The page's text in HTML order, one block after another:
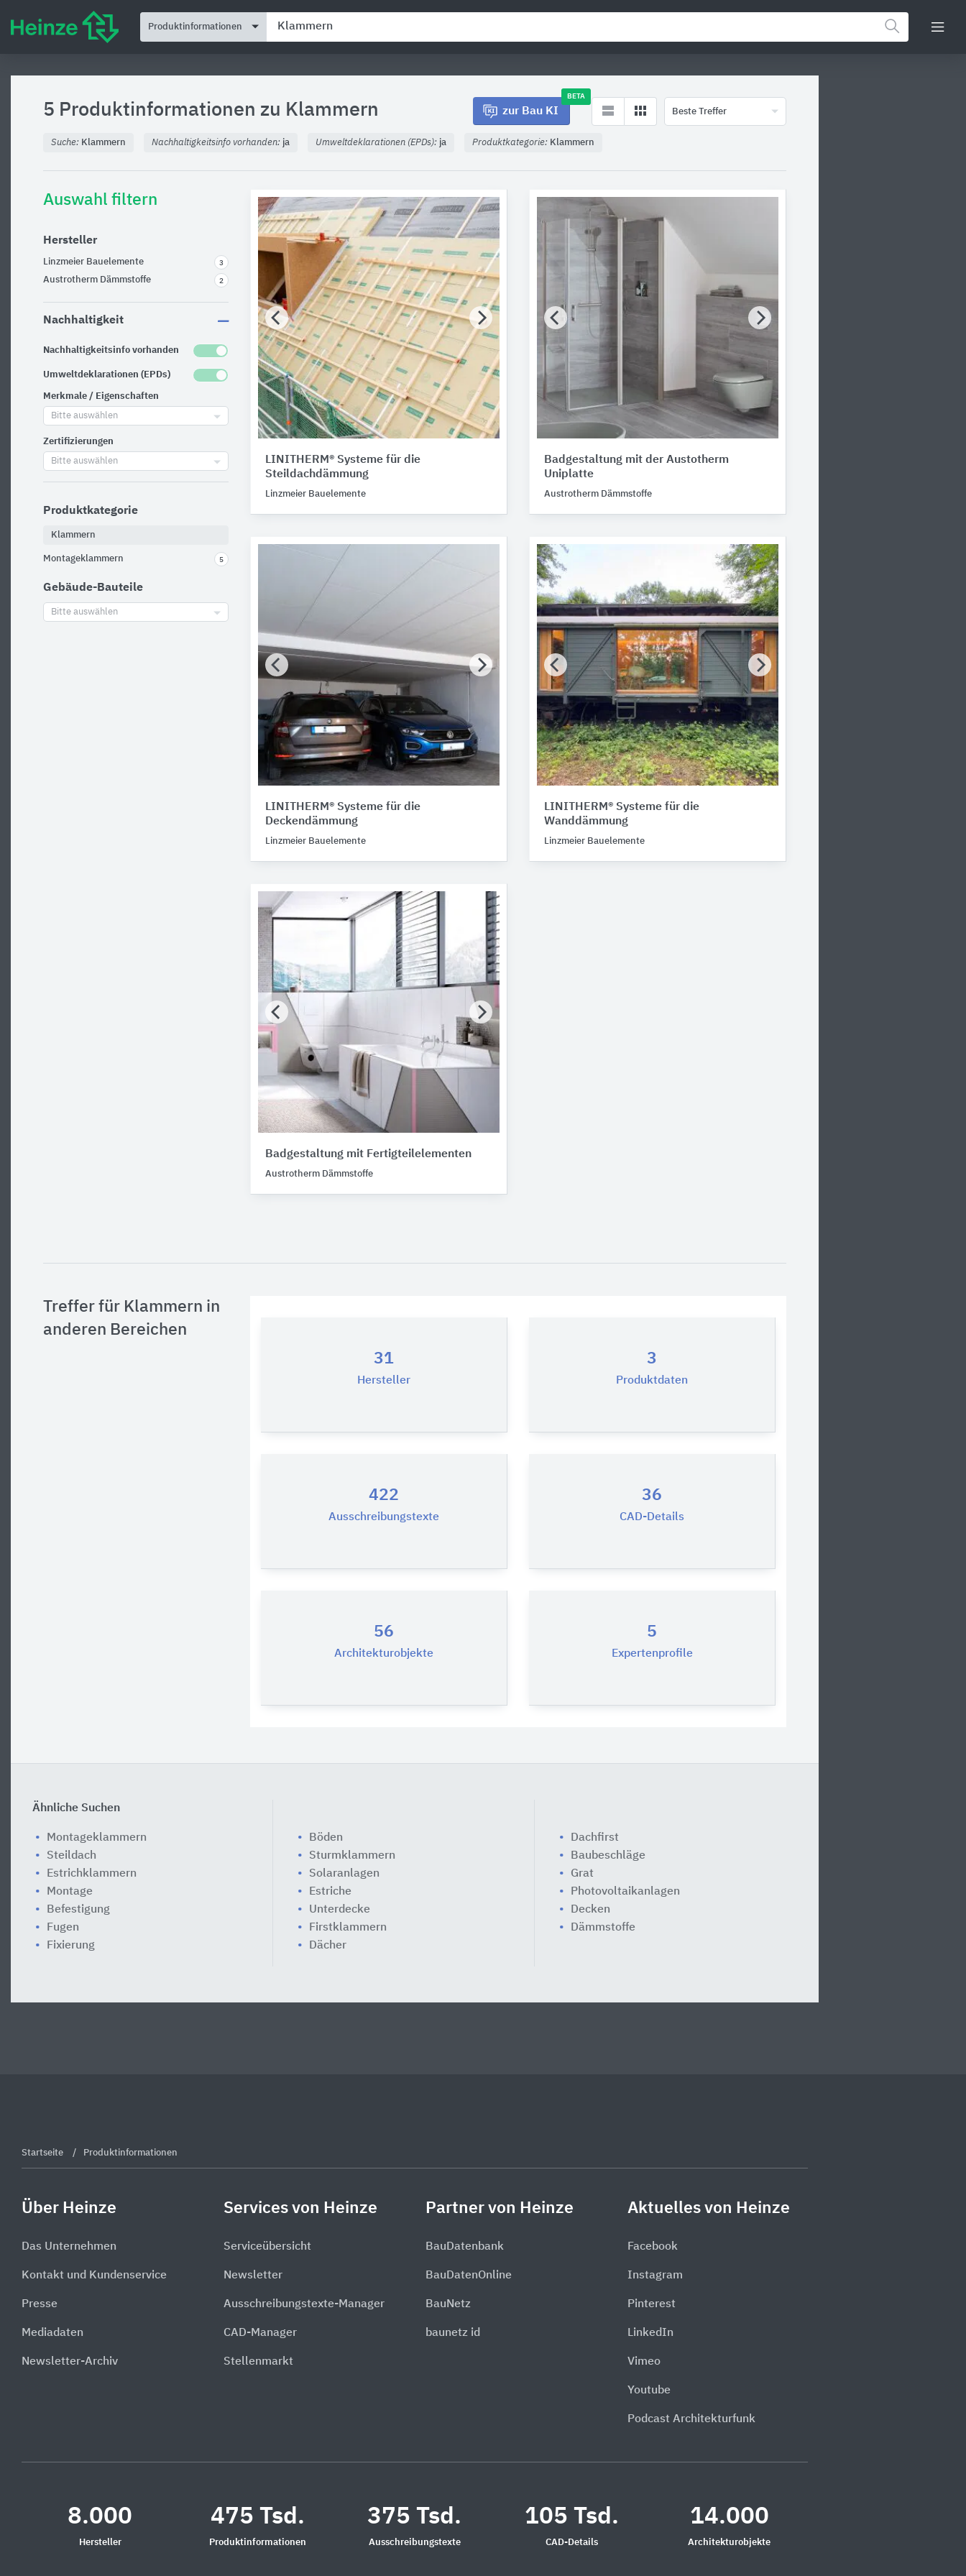
Produktinformationen
5 Produktinformationen zu Klammern zur Bau KI
BETA
Beste Treffer
Suche: Klammern Nachhaltigkeitsinfo vorhanden: ja Umweltdeklarationen (EPDs): ja Produktkategorie: Klammern
Auswahl filtern
Hersteller
Linzmeier Bauelemente 3
Austrotherm Dämmstoffe 2
Nachhaltigkeit
Nachhaltigkeitsinfo vorhanden
Umweltdeklarationen (EPDs)
Merkmale / Eigenschaften
Bitte auswählen
Zertifizierungen
Bitte auswählen
Produktkategorie
Klammern
Montageklammern 5
Gebäude-Bauteile
Bitte auswählen
LINITHERM® Systeme für die
Steildachdämmung
Linzmeier Bauelemente
Badgestaltung mit der Austotherm
Uniplatte
Austrotherm Dämmstoffe
LINITHERM® Systeme für die
Deckendämmung
Linzmeier Bauelemente
LINITHERM® Systeme für die
Wanddämmung
Linzmeier Bauelemente
Badgestaltung mit Fertigteilelementen
Austrotherm Dämmstoffe
Treffer für Klammern in
anderen Bereichen
31
Hersteller
3
Produktdaten
422
Ausschreibungstexte
36
CAD-Details
56
Architekturobjekte
5
Expertenprofile
Ähnliche Suchen
Montageklammern
Steildach
Estrichklammern
Montage
Befestigung
Fugen
Fixierung
Böden
Sturmklammern
Solaranlagen
Estriche
Unterdecke
Firstklammern
Dächer
Dachfirst
Baubeschläge
Grat
Photovoltaikanlagen
Decken
Dämmstoffe
Startseite Produktinformationen
Über Heinze
Das Unternehmen
Kontakt und Kundenservice
Presse
Mediadaten
Newsletter-Archiv
Services von Heinze
Serviceübersicht
Newsletter
Ausschreibungstexte-Manager
CAD-Manager
Stellenmarkt
Partner von Heinze
BauDatenbank
BauDatenOnline
BauNetz
baunetz id
Aktuelles von Heinze
Facebook
Instagram
Pinterest
LinkedIn
Vimeo
Youtube
Podcast Architekturfunk
8.000
Hersteller
475 Tsd.
Produktinformationen
375 Tsd.
Ausschreibungstexte
105 Tsd.
CAD-Details
14.000
Architekturobjekte